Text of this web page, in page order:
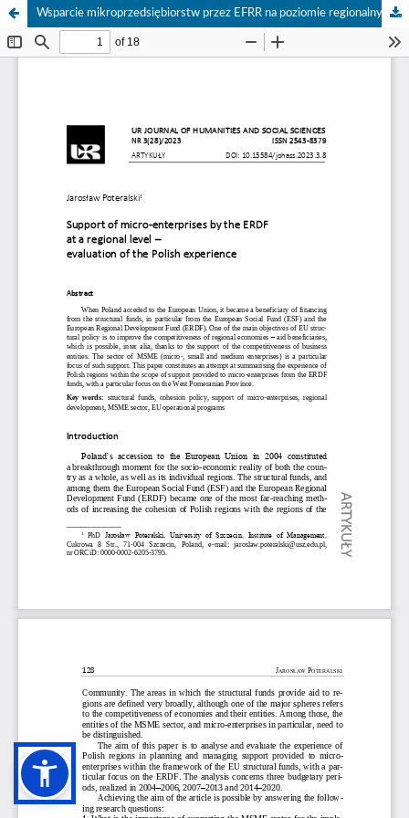
Wsparcie mikroprzedsiębiorstw przez EFRR na poziomie regionalnym – ocena polskich doświadczeń